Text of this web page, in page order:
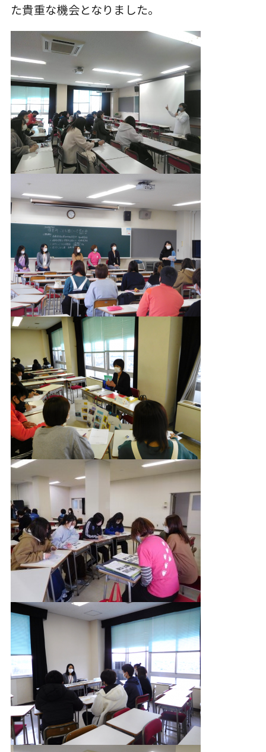
た貴重な機会となりました。